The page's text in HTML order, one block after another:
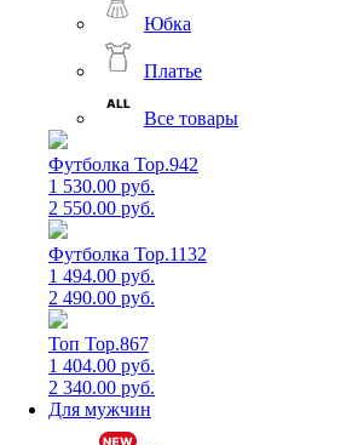
Юбка
Платье
Все товары
Футболка Top.942
1 530.00 руб.
2 550.00 руб.
Футболка Top.1132
1 494.00 руб.
2 490.00 руб.
Топ Top.867
1 404.00 руб.
2 340.00 руб.
Для мужчин